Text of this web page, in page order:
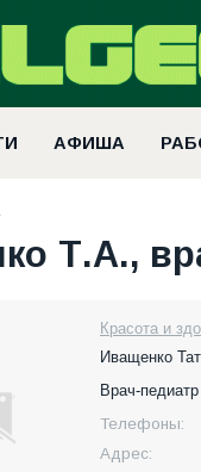
АФИША
Т.А.,
Красота и
Иващенко
Врач-
Телефоны:
Адрес: